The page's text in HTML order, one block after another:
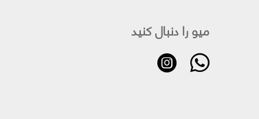
میو را دنبال کنید